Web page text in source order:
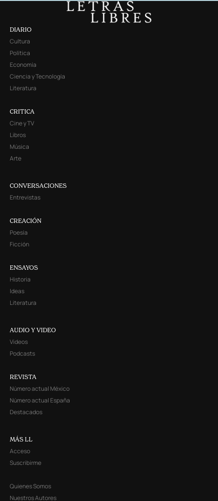
DIARIO
Cultura
Política
Economía
Ciencia y Tecnología
Literatura
CRITICA
Cine y TV
Libros
Música
Arte
CONVERSACIONES
Entrevistas
CREACIÓN
Poesía
Ficción
ENSAYOS
Historia
Ideas
Literatura
AUDIO Y VIDEO
Videos
Podcasts
REVISTA
Número actual México
Número actual España
Destacados
MÁS LL
Acceso
Suscribirme
Quienes Somos
Nuestros Autores